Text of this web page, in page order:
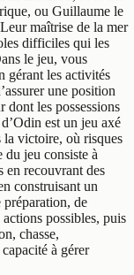
ou Guillaume le
maîtrise de la mer
difficiles qui les
le jeu, vous
gérant les activités
une position
dont les possessions
est un jeu axé
la victoire, où risques
du jeu consiste à
en recouvrant des
construisant un
de
possibles, puis
chasse,
à gérer